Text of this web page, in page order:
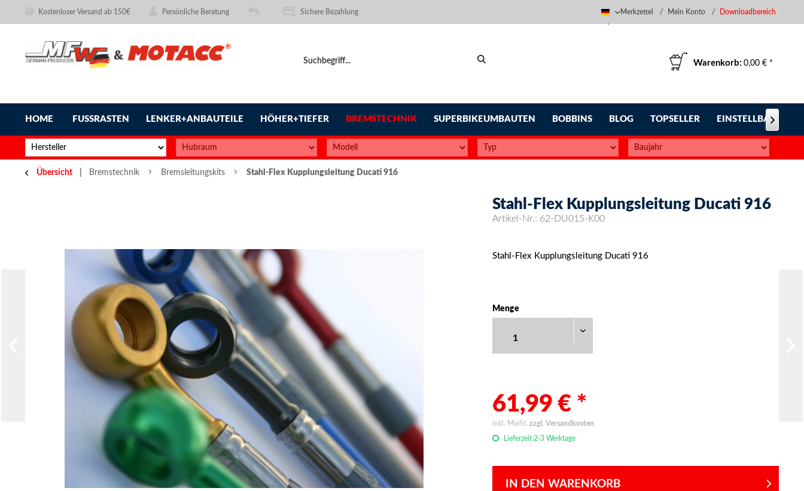
Kostenloser Versand ab 150€ Persönliche Beratung Sichere Bezahlung
Deutsch
Merkzettel Mein Konto Downloadbereich
Warenkorb: 0,00 € *
HOME FUSSRASTEN LENKER+ANBAUTEILE HÖHER+TIEFER BREMSTECHNIK SUPERBIKEUMBAUTEN BOBBINS BLOG TOPSELLER EINSTELLBARE

Übersicht Bremstechnik Bremsleitungskits Stahl-Flex Kupplungsleitung Ducati 916
Stahl-Flex Kupplungsleitung Ducati 916
Artikel-Nr.: 62-DU015-K00
Stahl-Flex Kupplungsleitung Ducati 916
Menge
61,99 € *
inkl. MwSt.zzgl. Versandkosten
Lieferzeit 2-3 Werktage
IN DEN WARENKORB